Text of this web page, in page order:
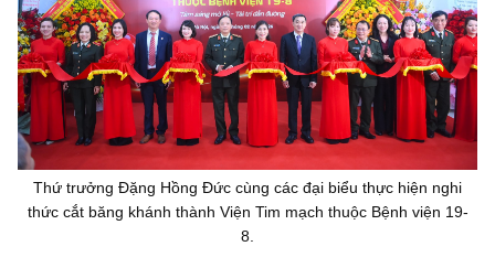
Thứ trưởng Đặng Hồng Đức cùng các đại biểu thực hiện nghi
thức cắt băng khánh thành Viện Tim mạch thuộc Bệnh viện 19-
8.